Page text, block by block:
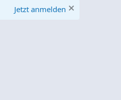
Jetzt anmelden